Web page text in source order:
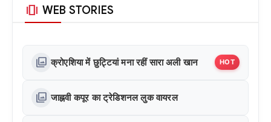
amp_stories WEB STORIES
photo_library क्रोएशिया में छुट्टियां मना रहीं सारा अली खान HOT
photo_library जाह्नवी कपूर का ट्रेडिशनल लुक वायरल